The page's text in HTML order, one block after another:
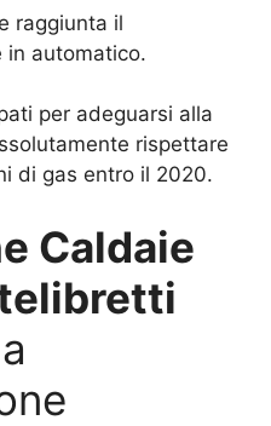
raggiunta il
in automatico.
per adeguarsi alla
rispettare
di gas entro il 2020.
Caldaie